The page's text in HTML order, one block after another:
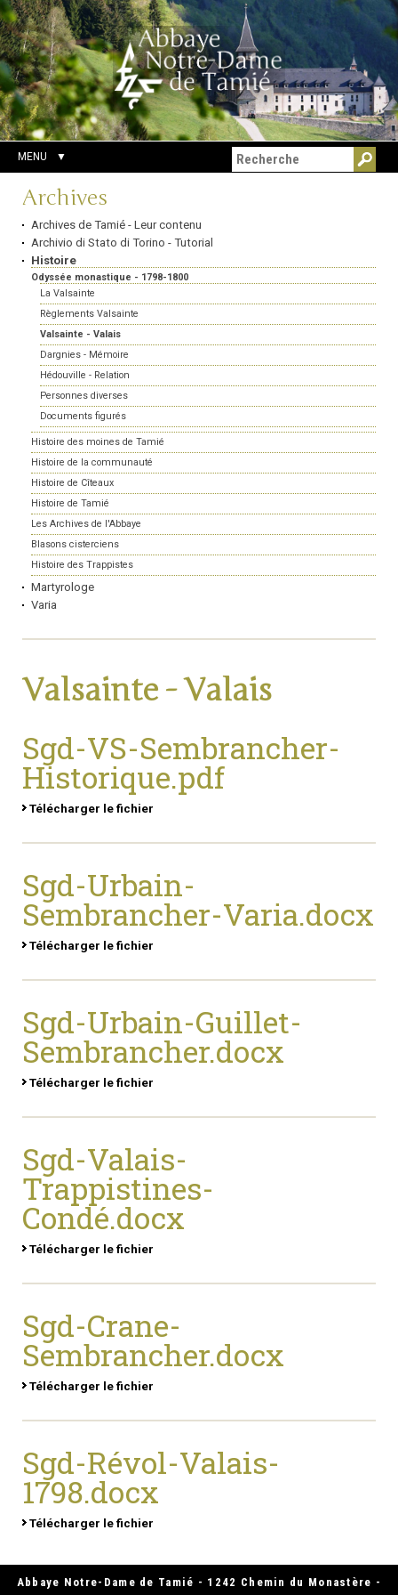
Aller
au
contenu.
|
Aller
à
la
navigation
Outils
personnels
Chercher par
Recherche
avancée…
MENU
Navigation
Archives
Archives de Tamié - Leur contenu
Archivio di Stato di Torino - Tutorial
Histoire
Odyssée monastique - 1798-1800
La Valsainte
Règlements Valsainte
Valsainte - Valais
Dargnies - Mémoire
Hédouville - Relation
Personnes diverses
Documents figurés
Histoire des moines de Tamié
Histoire de la communauté
Histoire de Cîteaux
Histoire de Tamié
Les Archives de l'Abbaye
Blasons cisterciens
Histoire des Trappistes
Martyrologe
Varia
Valsainte - Valais
Sgd-VS-Sembrancher-
Historique.pdf
Télécharger le fichier
Sgd-Urbain-
Sembrancher-Varia.docx
Télécharger le fichier
Sgd-Urbain-Guillet-
Sembrancher.docx
Télécharger le fichier
Sgd-Valais-
Trappistines-
Condé.docx
Télécharger le fichier
Sgd-Crane-
Sembrancher.docx
Télécharger le fichier
Sgd-Révol-Valais-
1798.docx
Télécharger le fichier
Abbaye Notre-Dame de Tamié - 1242 Chemin du Monastère -